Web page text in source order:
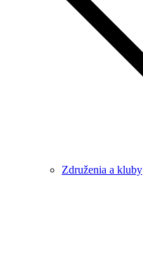
Združenia a kluby